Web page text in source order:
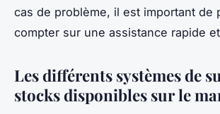
cas de problème, il est important de
compter sur une assistance rapide
Les différents systèmes de
stocks disponibles sur le